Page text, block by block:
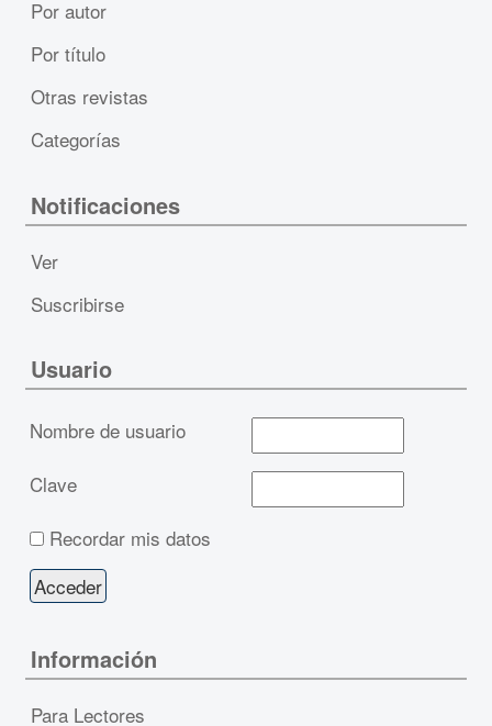
Por autor
Por título
Otras revistas
Categorías
Notificaciones
Ver
Suscribirse
Usuario
Nombre de usuario
Clave
Recordar mis datos
Información
Para Lectores